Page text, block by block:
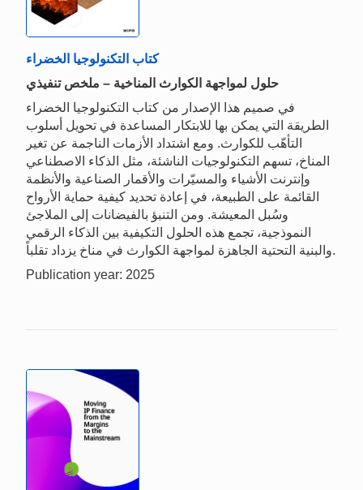
كتاب التكنولوجيا الخضراء
حلول لمواجهة الكوارث المناخية – ملخص تنفيذي
في صميم هذا الإصدار من كتاب التكنولوجيا الخضراء
الطريقة التي يمكن بها للابتكار المساعدة في تحويل أسلوب
التأهّب للكوارث. ومع اشتداد الأزمات الناجمة عن تغير
المناخ، تسهم التكنولوجيات الناشئة، مثل الذكاء الاصطناعي
وإنترنت الأشياء والمسيّرات والأقمار الصناعية والأنظمة
القائمة على الطبيعة، في إعادة تحديد كيفية حماية الأرواح
وسُبل المعيشة. ومن التنبؤ بالفيضانات إلى الملاجئ
النموذجية، تجمع هذه الحلول التكيفية بين الذكاء الرقمي
والبنية التحتية الجاهزة لمواجهة الكوارث في مناخ يزداد تقلباً.
Publication year: 2025